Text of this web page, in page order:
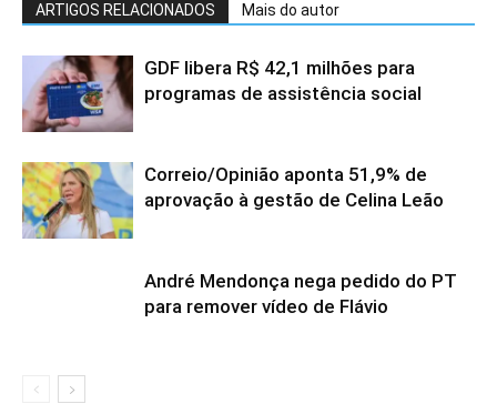
ARTIGOS RELACIONADOS Mais do autor
GDF libera R$ 42,1 milhões para
programas de assistência social
Correio/Opinião aponta 51,9% de
aprovação à gestão de Celina Leão
André Mendonça nega pedido do PT
para remover vídeo de Flávio